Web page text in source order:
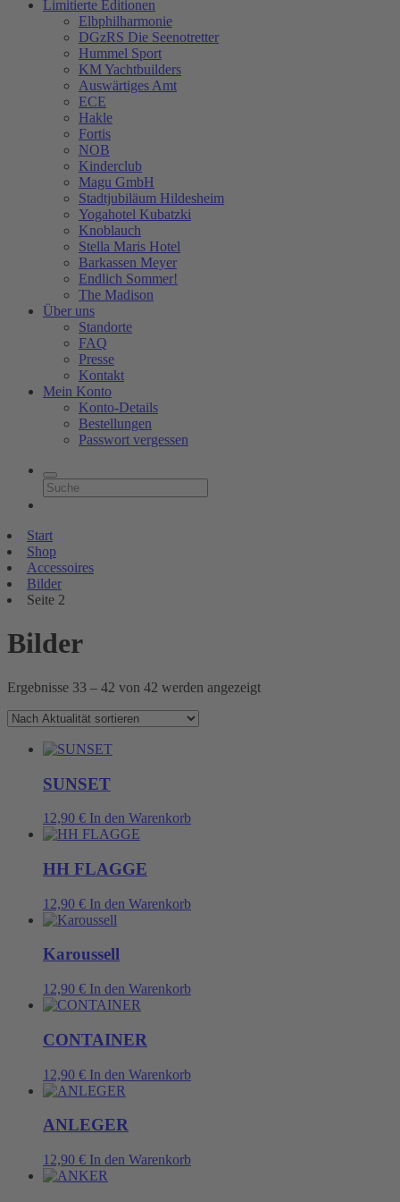
Limitierte Editionen
Elbphilharmonie
DGzRS Die Seenotretter
Hummel Sport
KM Yachtbuilders
Auswärtiges Amt
ECE
Hakle
Fortis
NOB
Kinderclub
Magu GmbH
Stadtjubiläum Hildesheim
Yogahotel Kubatzki
Knoblauch
Stella Maris Hotel
Barkassen Meyer
Endlich Sommer!
The Madison
Über uns
Standorte
FAQ
Presse
Kontakt
Mein Konto
Konto-Details
Bestellungen
Passwort vergessen
Start
Shop
Accessoires
Bilder
Seite 2
Bilder
Ergebnisse 33 – 42 von 42 werden angezeigtNach
SUNSET
12,90 € In den Warenkorb
HH FLAGGE
12,90 € In den Warenkorb
Karoussell
12,90 € In den Warenkorb
CONTAINER
12,90 € In den Warenkorb
ANLEGER
12,90 € In den Warenkorb